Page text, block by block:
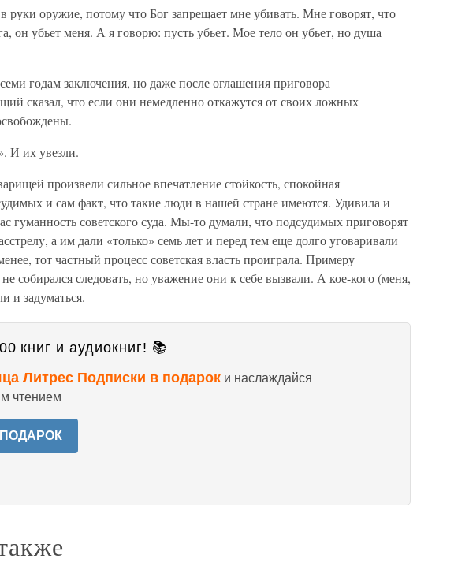
руки оружие, потому что Бог запрещает мне убивать. Мне говорят, что
он убьет меня. А я говорю: пусть убьет. Мое тело он убьет, но душа
годам заключения, но даже после оглашения приговора
сказал, что если они немедленно откажутся от своих ложных
И их увезли.
произвели сильное впечатление стойкость, спокойная
и сам факт, что такие люди в нашей стране имеются. Удивила и
гуманность советского суда. Мы-то думали, что подсудимых приговорят
а им дали «только» семь лет и перед тем еще долго уговаривали
тот частный процесс советская власть проиграла. Примеру
собирался следовать, но уважение они к себе вызвали. А кое-кого (меня,
и задуматься.
книг и аудиокниг! 📚
Литрес Подписки в подарок и наслаждайся
чтением